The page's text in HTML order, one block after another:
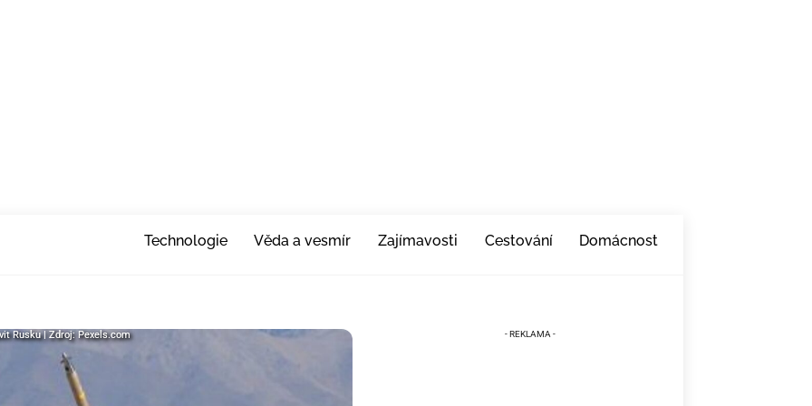
Technologie Věda a vesmír Zajímavosti Cestování Domácnost
Rusku | Zdroj: Pexels.com
Rusku | Zdroj: Pexels.com